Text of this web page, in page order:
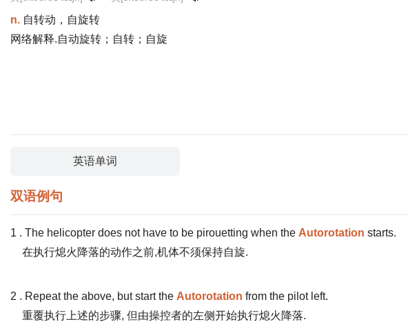
n. 自转动，自旋转
网络解释.自动旋转；自转；自旋
英语单词
双语例句
1 . The helicopter does not have to be pirouetting when the Autorotation starts.
在执行熄火降落的动作之前,机体不须保持自旋.
2 . Repeat the above, but start the Autorotation from the pilot left.
重覆执行上述的步骤, 但由操控者的左侧开始执行熄火降落.